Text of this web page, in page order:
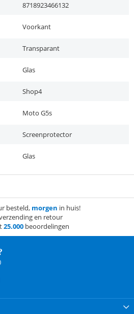
8718923466132
Voorkant
Transparant
Glas
Shop4
Moto G5s
Screenprotector
Glas
besteld, morgen in huis!
en retour
25.000 beoordelingen